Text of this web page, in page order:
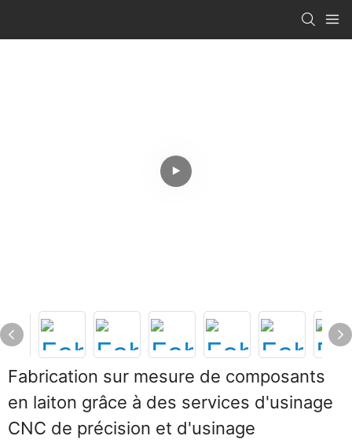
Fabrication sur mesure de composants
en laiton grâce à des services d'usinage
CNC de précision et d'usinage